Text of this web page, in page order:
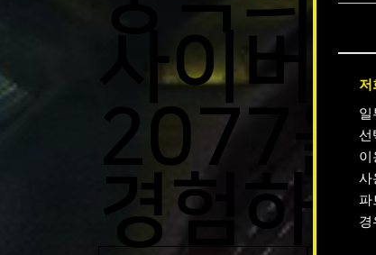
저
선
사
사이버
2077
경험하